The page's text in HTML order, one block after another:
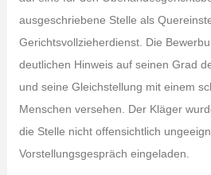
ausgeschriebene Stelle als
Gerichtsvollzieherdienst. Die
deutlichen Hinweis auf seinen Grad
und seine Gleichstellung mit einem
Menschen versehen. Der Kläger
die Stelle nicht offensichtlich
Vorstellungsgespräch eingeladen.